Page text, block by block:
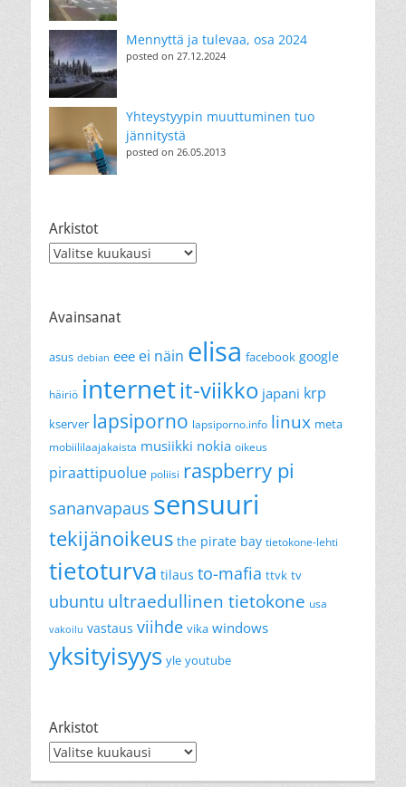
Mennyttä ja tulevaa, osa 2024
posted on 27.12.2024
Yhteystyypin muuttuminen tuo
jännitystä
posted on 26.05.2013
Arkistot
Arkistot
Avainsanat
asus debian eee ei näin elisa facebook google
häiriö internetit-viikko japani krp
kserver lapsiporno lapsiporno.info linux meta
mobiililaajakaista musiikki nokia oikeus
piraattipuolue poliisi raspberry pi
sananvapaus sensuuri
tekijänoikeus the pirate bay tietokone-lehti
tietoturva tilaus to-mafia ttvk tv
ubuntu ultraedullinen tietokone usa
vakoilu vastaus viihde vika windows
yksityisyys yle youtube
Arkistot
Arkistot